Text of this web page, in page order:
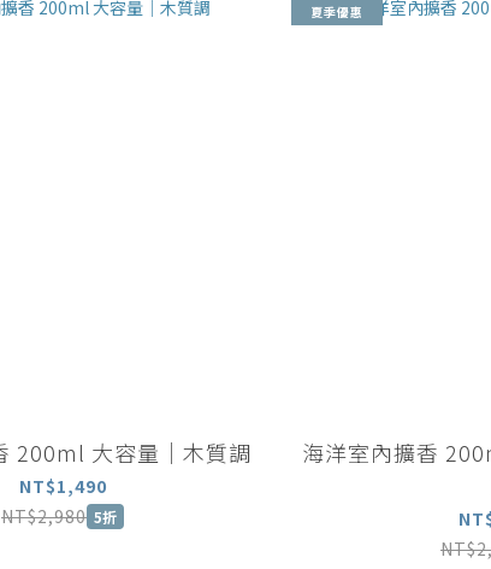
島嶼室內擴香 200ml 大容量｜木質調
NT$1,490
NT$2,980 5折
夏季優惠
海洋室內擴香